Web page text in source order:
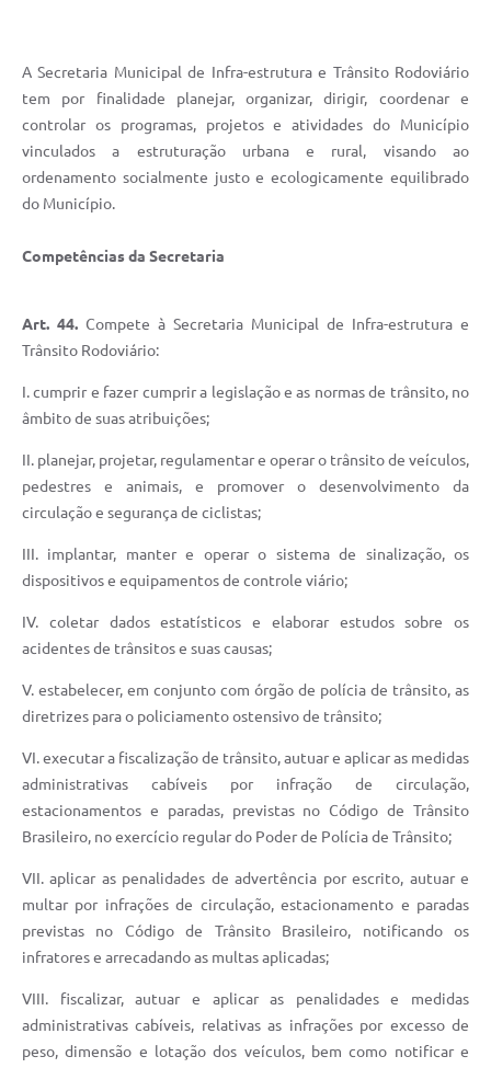
Editais
Links
Serviços Online
Telefones Úteis
Agenda
Diário Oficial
Contato
A Secretaria Municipal de Infra-estrutura e Trânsito Rodoviário
tem por finalidade planejar, organizar, dirigir, coordenar e
controlar os programas, projetos e atividades do Município
vinculados a estruturação urbana e rural, visando ao
ordenamento socialmente justo e ecologicamente equilibrado
do Município.
Competências da Secretaria
Art. 44. Compete à Secretaria Municipal de Infra-estrutura e
Trânsito Rodoviário:
I. cumprir e fazer cumprir a legislação e as normas de trânsito, no
âmbito de suas atribuições;
II. planejar, projetar, regulamentar e operar o trânsito de veículos,
pedestres e animais, e promover o desenvolvimento da
circulação e segurança de ciclistas;
III. implantar, manter e operar o sistema de sinalização, os
dispositivos e equipamentos de controle viário;
IV. coletar dados estatísticos e elaborar estudos sobre os
acidentes de trânsitos e suas causas;
V. estabelecer, em conjunto com órgão de polícia de trânsito, as
diretrizes para o policiamento ostensivo de trânsito;
VI. executar a fiscalização de trânsito, autuar e aplicar as medidas
administrativas cabíveis por infração de circulação,
estacionamentos e paradas, previstas no Código de Trânsito
Brasileiro, no exercício regular do Poder de Polícia de Trânsito;
VII. aplicar as penalidades de advertência por escrito, autuar e
multar por infrações de circulação, estacionamento e paradas
previstas no Código de Trânsito Brasileiro, notificando os
infratores e arrecadando as multas aplicadas;
VIII. fiscalizar, autuar e aplicar as penalidades e medidas
administrativas cabíveis, relativas as infrações por excesso de
peso, dimensão e lotação dos veículos, bem como notificar e